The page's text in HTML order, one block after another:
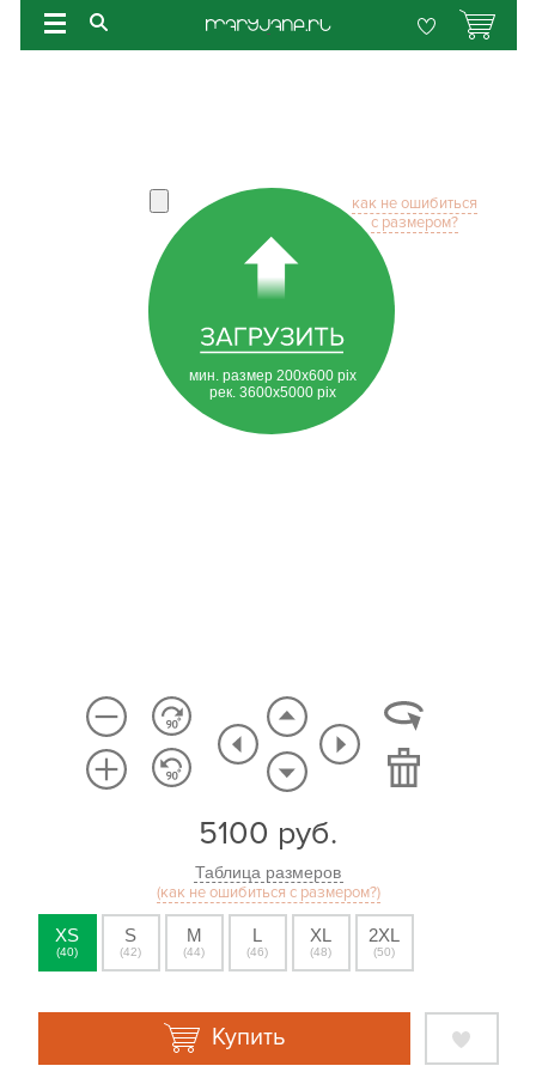
мин. размер 200х600 pix
рек. 3600х5000 pix
как не ошибиться
с размером?
5100 руб.
Таблица размеров
(как не ошибиться с размером?)
XS
(40)
S
(42)
M
(44)
L
(46)
XL
(48)
2XL
(50)
Купить